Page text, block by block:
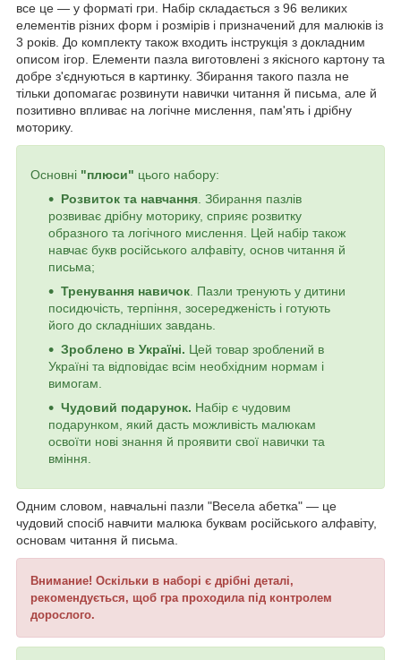
все це — у форматі гри. Набір складається з 96 великих
елементів різних форм і розмірів і призначений для малюків із
3 років. До комплекту також входить інструкція з докладним
описом ігор. Елементи пазла виготовлені з якісного картону та
добре з'єднуються в картинку. Збирання такого пазла не
тільки допомагає розвинути навички читання й письма, але й
позитивно впливає на логічне мислення, пам'ять і дрібну
моторику.
Основні "плюси" цього набору:
Розвиток та навчання. Збирання пазлів
розвиває дрібну моторику, сприяє розвитку
образного та логічного мислення. Цей набір також
навчає букв російського алфавіту, основ читання й
письма;
Тренування навичок. Пазли тренують у дитини
посидючість, терпіння, зосередженість і готують
його до складніших завдань.
Зроблено в Україні. Цей товар зроблений в
Україні та відповідає всім необхідним нормам і
вимогам.
Чудовий подарунок. Набір є чудовим
подарунком, який дасть можливість малюкам
освоїти нові знання й проявити свої навички та
вміння.
Одним словом, навчальні пазли "Весела абетка" — це
чудовий спосіб навчити малюка буквам російського алфавіту,
основам читання й письма.
Внимание! Оскільки в наборі є дрібні деталі,
рекомендується, щоб гра проходила під контролем
дорослого.